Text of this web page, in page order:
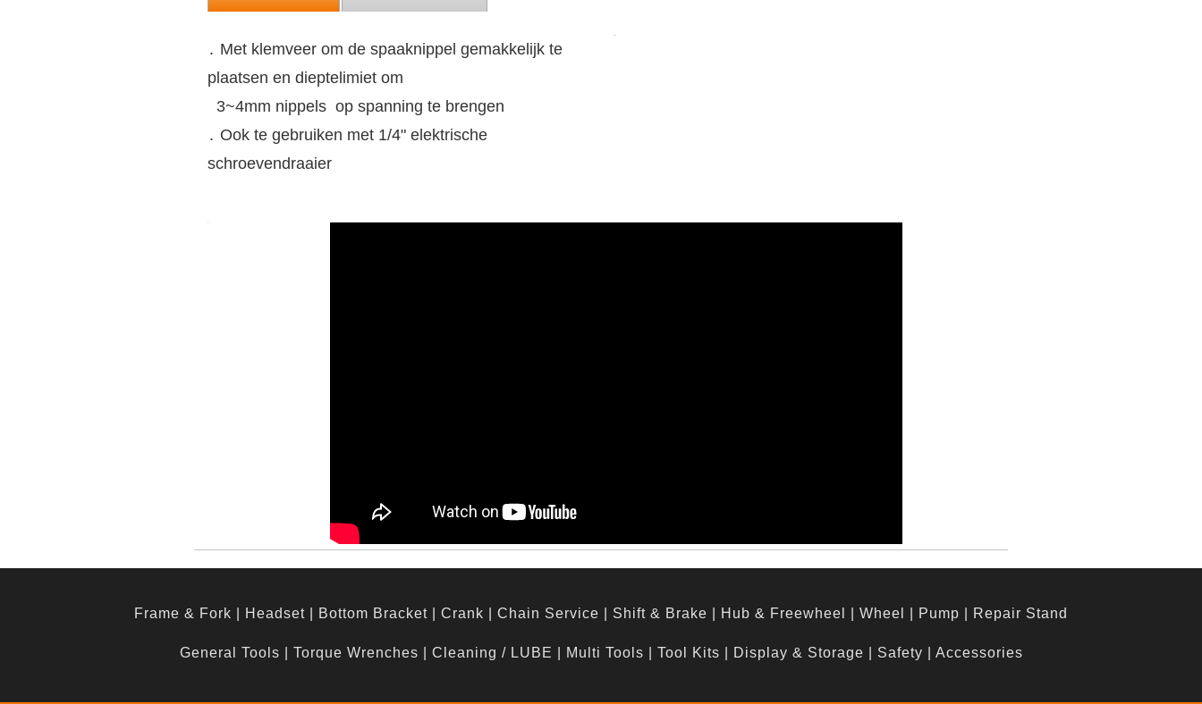
․ Met klemveer om de spaaknippel gemakkelijk te
plaatsen en dieptelimiet om
3~4mm nippels op spanning te brengen
․ Ook te gebruiken met 1/4" elektrische
schroevendraaier
Frame & Fork Headset Bottom Bracket Crank Chain Service Shift & Brake Hub & Freewheel Wheel Pump Repair Stand
General Tools Torque Wrenches Cleaning / LUBE Multi Tools Tool Kits Display & Storage Safety Accessories